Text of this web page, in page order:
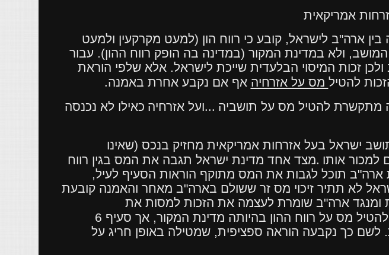
אמריקאית
בדוגמה. סעיף 15 לאמנה בין ארה"ב לישראל, קובע כי רווח הון (למעט מקרקעין ולמעט
ולא במדינת המקור (במדינה בה הופק רווח ההון). עבור
זכות המיסוי הבלעדית שייכת לישראל. אלא שלפי הוראת
מס על אזרחיה אף אם נקבע אחרת באמנה.
מתקשרת להטיל מס על תושביה ...ועל אזרחיה כאילו לא נכנסה
ישראל בעל אזרחות אמריקאית מחזיק בנכס (שאינו
למכור אותו .מצד אחד מדינת ישראל תגבה את המס בגין רווח
ארה"ב תוכל לגבות את המס מתוקף הוראות הסעיף לעיל,
לא תתיר זיכוי מס זר ששולם בארה"ב מאחר והאמנה קובעת
ומנגד ארה"ב שומרת לעצמה את הזכות למסות את
האמנה לכאורה אמורה למנוע מארה"ב להטיל מס על רווח ההון בהיותה מדינת המקור, אך סעיף 6
כך נקבעה הוראה ספציפית, שמטילה באופן חריג על